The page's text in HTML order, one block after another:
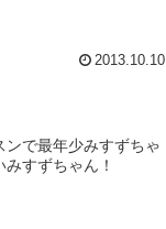
2013.10.10
で最年少みすずちゃ
すずちゃん！